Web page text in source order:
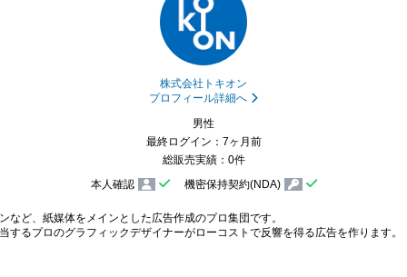
株式会社トキオン
プロフィール詳細へ
男性
最終ログイン：7ヶ月前
総販売実績：0件
本人確認
機密保持契約(NDA)
など、紙媒体をメインとした広告作成のプロ集団です。
するプロのグラフィックデザイナーがローコストで反響を得る広告を作ります。